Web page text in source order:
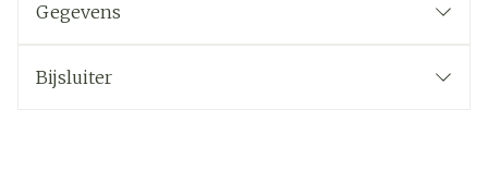
Gegevens
Bijsluiter